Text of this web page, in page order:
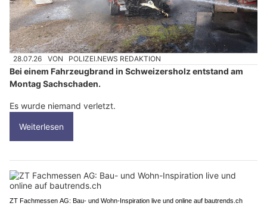
28.07.26 VON POLIZEI.NEWS REDAKTION
Bei einem Fahrzeugbrand in Schweizersholz entstand am
Montag Sachschaden.
Es wurde niemand verletzt.
Weiterlesen
ZT Fachmessen AG: Bau- und Wohn-Inspiration live und online auf bautrends.ch